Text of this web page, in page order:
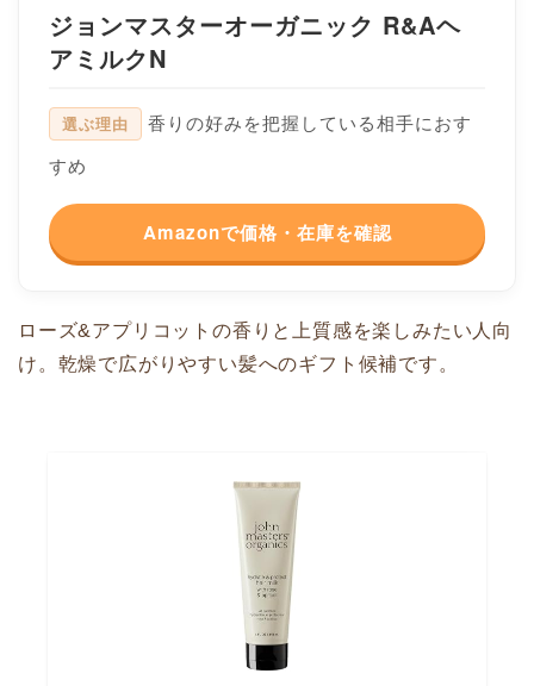
ジョンマスターオーガニック R&Aヘ
アミルクN
選ぶ理由
香りの好みを把握している相手におす
すめ
Amazonで価格・在庫を確認
ローズ&アプリコットの香りと上質感を楽しみたい人向
け。乾燥で広がりやすい髪へのギフト候補です。